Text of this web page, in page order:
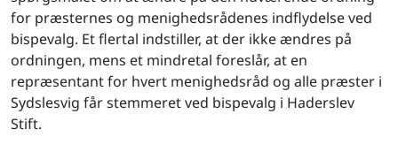
for præsternes og menighedsrådenes indflydelse ved
bispevalg. Et flertal indstiller, at der ikke ændres på
ordningen, mens et mindretal foreslår, at en
repræsentant for hvert menighedsråd og alle præster i
Sydslesvig får stemmeret ved bispevalg i Haderslev
Stift.